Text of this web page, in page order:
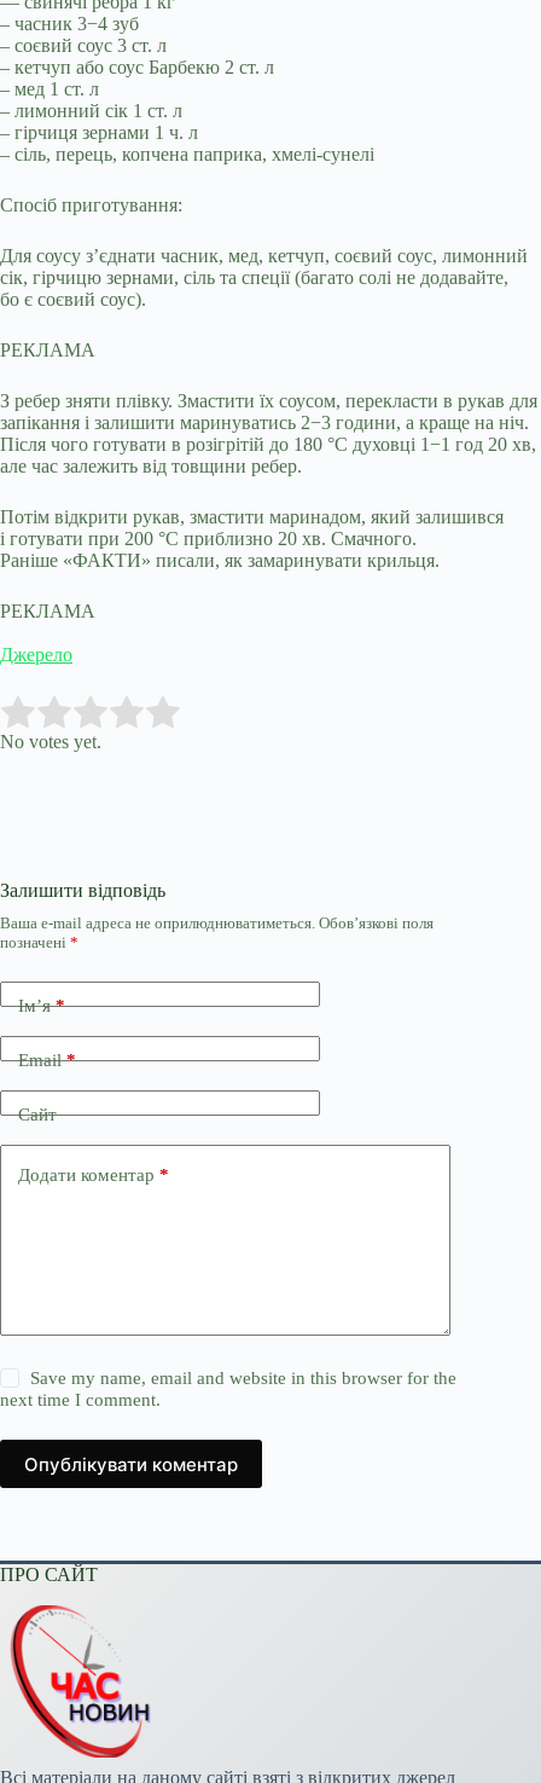
– часник 3−4 зуб
– соєвий соус 3 ст. л
– кетчуп або соус Барбекю 2 ст. л
– мед 1 ст. л
– лимонний сік 1 ст. л
– гірчиця зернами 1 ч. л
– сіль, перець, копчена паприка, хмелі-сунелі
Спосіб приготування:
Для соусу зʼєднати часник, мед, кетчуп, соєвий соус, лимонний
сік, гірчицю зернами, сіль та спеції (багато солі не додавайте,
бо є соєвий соус).
РЕКЛАМА
З ребер зняти плівку. Змастити їх соусом, перекласти в рукав для
запікання і залишити маринуватись 2−3 години, а краще на ніч.
Після чого готувати в розігрітій до 180 °C духовці 1−1 год 20 хв,
але час залежить від товщини ребер.
Потім відкрити рукав, змастити маринадом, який залишився
і готувати при 200 °C приблизно 20 хв. Смачного.
Раніше «ФАКТИ» писали, як замаринувати крильця.
РЕКЛАМА
Джерело
Rate this item:
No votes yet.
Залишити відповідь
Ваша e-mail адреса не оприлюднюватиметься. Обов’язкові поля
позначені *
Ім’я*
Email*
Сайт
Додати коментар *
Save my name, email and website in this browser for the
next time I comment.
Опублікувати коментар
ПРО САЙТ
Всі матеріали на даному сайті взяті з відкритих джерел